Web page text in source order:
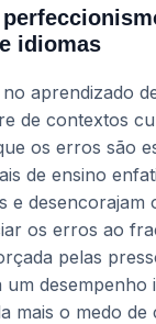
idiomas
aprendizado
de contextos
os erros são
de ensino
e desencorajam
os erros ao
pelas
um desempenho
mais o medo